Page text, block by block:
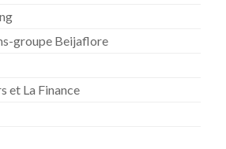
groupe Beijaflore
et La Finance